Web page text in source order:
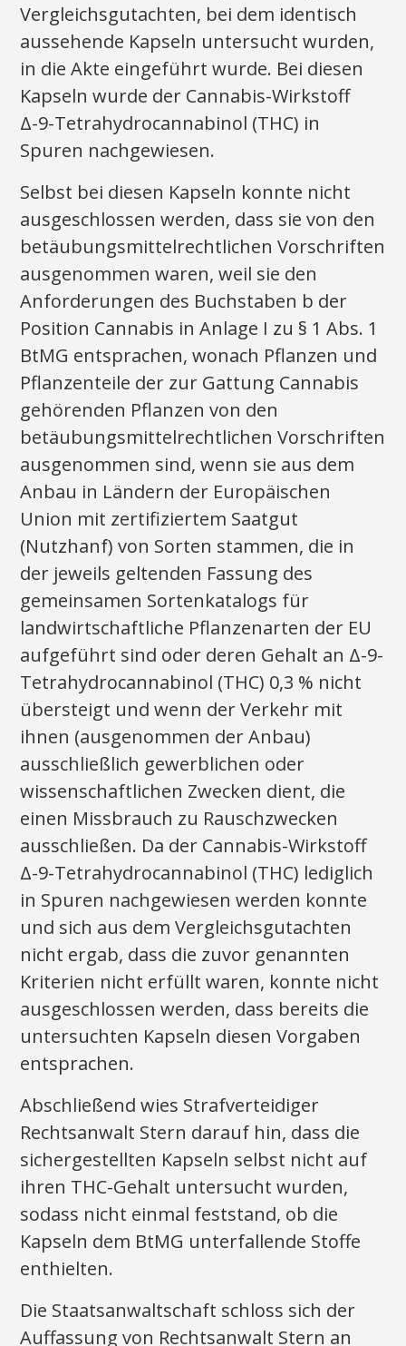
Vergleichsgutachten, bei dem identisch
aussehende Kapseln untersucht wurden,
in die Akte eingeführt wurde. Bei diesen
Kapseln wurde der Cannabis-Wirkstoff
Δ-9-Tetrahydrocannabinol (THC) in
Spuren nachgewiesen.
Selbst bei diesen Kapseln konnte nicht
ausgeschlossen werden, dass sie von den
betäubungsmittelrechtlichen Vorschriften
ausgenommen waren, weil sie den
Anforderungen des Buchstaben b der
Position Cannabis in Anlage I zu § 1 Abs. 1
BtMG entsprachen, wonach Pflanzen und
Pflanzenteile der zur Gattung Cannabis
gehörenden Pflanzen von den
betäubungsmittelrechtlichen Vorschriften
ausgenommen sind, wenn sie aus dem
Anbau in Ländern der Europäischen
Union mit zertifiziertem Saatgut
(Nutzhanf) von Sorten stammen, die in
der jeweils geltenden Fassung des
gemeinsamen Sortenkatalogs für
landwirtschaftliche Pflanzenarten der EU
aufgeführt sind oder deren Gehalt an Δ-9-
Tetrahydrocannabinol (THC) 0,3 % nicht
übersteigt und wenn der Verkehr mit
ihnen (ausgenommen der Anbau)
ausschließlich gewerblichen oder
wissenschaftlichen Zwecken dient, die
einen Missbrauch zu Rauschzwecken
ausschließen. Da der Cannabis-Wirkstoff
Δ-9-Tetrahydrocannabinol (THC) lediglich
in Spuren nachgewiesen werden konnte
und sich aus dem Vergleichsgutachten
nicht ergab, dass die zuvor genannten
Kriterien nicht erfüllt waren, konnte nicht
ausgeschlossen werden, dass bereits die
untersuchten Kapseln diesen Vorgaben
entsprachen.
Abschließend wies Strafverteidiger
Rechtsanwalt Stern darauf hin, dass die
sichergestellten Kapseln selbst nicht auf
ihren THC-Gehalt untersucht wurden,
sodass nicht einmal feststand, ob die
Kapseln dem BtMG unterfallende Stoffe
enthielten.
Die Staatsanwaltschaft schloss sich der
Auffassung von Rechtsanwalt Stern an